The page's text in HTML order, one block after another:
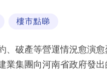
樓市點睇
、破產等營運情況愈演
業集團向河南省政府發